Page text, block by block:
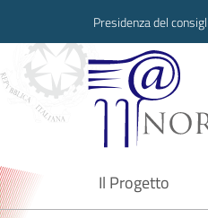
Presidenza del
Il Progetto
current